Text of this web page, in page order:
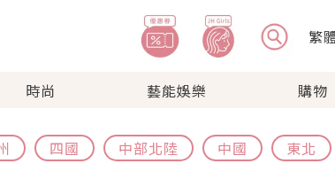
繁
時尚 藝能娛樂 購物
四國 中部北陸 中國 東北